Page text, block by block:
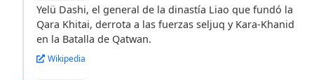
Yelü Dashi, el general de la dinastía Liao que fundó la
Qara Khitai, derrota a las fuerzas seljuq y Kara-Khanid
en la Batalla de Qatwan.
Wikipedia